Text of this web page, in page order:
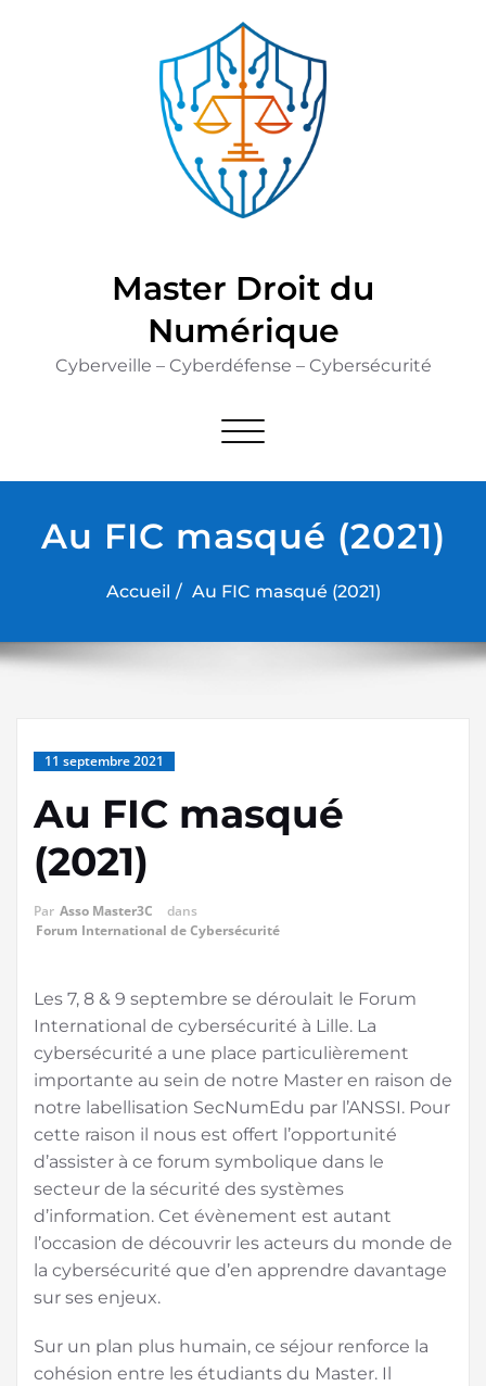
Master Droit du
Numérique
Cyberveille – Cyberdéfense – Cybersécurité
Afficher/masquer la navigation
Au FIC masqué (2021)
Accueil Au FIC masqué (2021)
11 septembre 2021
Au FIC masqué
(2021)
Par Asso Master3C
dans
Forum International de Cybersécurité
Les 7, 8 & 9 septembre se déroulait le Forum
International de cybersécurité à Lille. La
cybersécurité a une place particulièrement
importante au sein de notre Master en raison de
notre labellisation SecNumEdu par l’ANSSI. Pour
cette raison il nous est offert l’opportunité
d’assister à ce forum symbolique dans le
secteur de la sécurité des systèmes
d’information. Cet évènement est autant
l’occasion de découvrir les acteurs du monde de
la cybersécurité que d’en apprendre davantage
sur ses enjeux.
Sur un plan plus humain, ce séjour renforce la
cohésion entre les étudiants du Master. Il